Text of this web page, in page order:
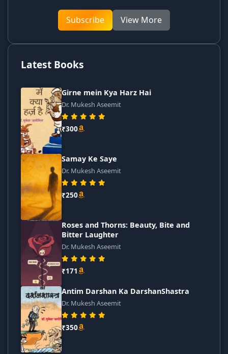
Subscribe View More
Latest Books
Girne mein Kya Harz Hai
Dr. Mukesh Aseemit
₹300
Samay Ke Saye
Dr. Mukesh Aseemit
₹250
Roses and Thorns: Beauty, Bite and
Bitter Laughter
Dr. Mukesh Aseemit
₹171
Antim Darshan Ka DarshanShastra
Dr. Mukesh Aseemit
₹350